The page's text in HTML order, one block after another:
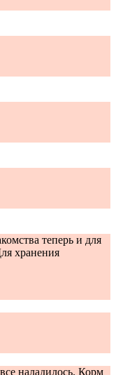
теперь и для
хранения
наладилось. Корм